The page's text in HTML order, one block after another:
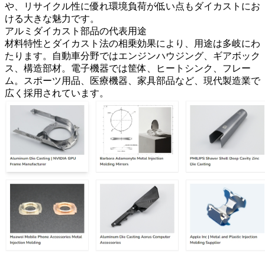
や、リサイクル性に優れ環境負荷が低い点もダイカストにお
ける大きな魅力です。
アルミダイカスト部品の代表用途
材料特性とダイカスト法の相乗効果により、用途は多岐にわ
たります。自動車分野ではエンジンハウジング、ギアボック
ス、構造部材。電子機器では筐体、ヒートシンク、フレー
ム。スポーツ用品、医療機器、家具部品など、現代製造業で
広く採用されています。